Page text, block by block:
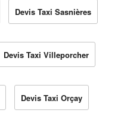
Devis Taxi Sasnières
Devis Taxi Villeporcher
Devis Taxi Orçay